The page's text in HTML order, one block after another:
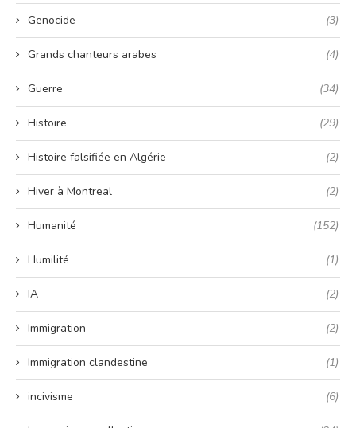
Genocide (3)
Grands chanteurs arabes (4)
Guerre (34)
Histoire (29)
Histoire falsifiée en Algérie (2)
Hiver à Montreal (2)
Humanité (152)
Humilité (1)
IA (2)
Immigration (2)
Immigration clandestine (1)
incivisme (6)